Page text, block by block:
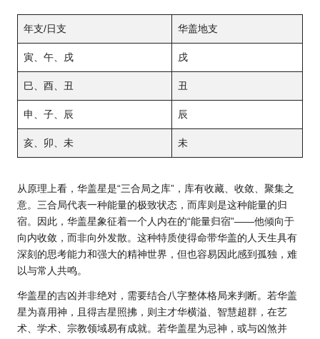
年支/日支 华盖地支
寅、午、戌 戌
巳、酉、丑 丑
申、子、辰 辰
亥、卯、未 未
从原理上看，华盖星是“三合局之库”，库有收藏、收敛、聚集之
意。三合局代表一种能量的极致状态，而库则是这种能量的归
宿。因此，华盖星象征着一个人内在的“能量归宿”——他倾向于
向内收敛，而非向外发散。这种特质使得命带华盖的人天生具有
深刻的思考能力和强大的精神世界，但也容易因此感到孤独，难
以与常人共鸣。
华盖星的吉凶并非绝对，需要结合八字整体格局来判断。若华盖
星为喜用神，且得吉星照拂，则主才华横溢、智慧超群，在艺
术、学术、宗教领域易有成就。若华盖星为忌神，或与凶煞并